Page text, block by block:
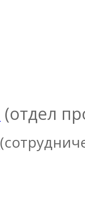
(отдел